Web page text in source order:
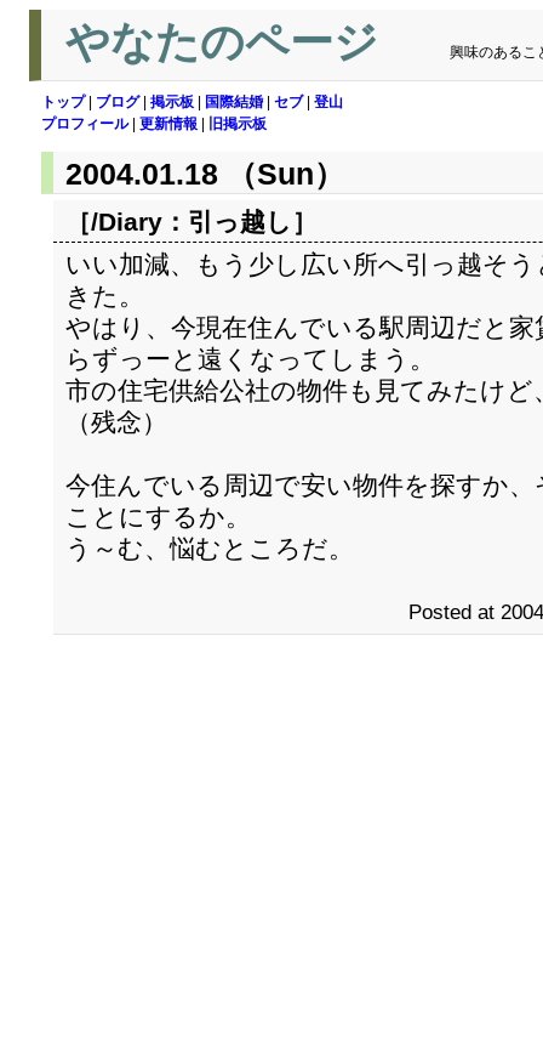
やなたのページ 興味のあるこ
トップ| ブログ| 掲示板 国際結婚 セブ| 登山
プロフィール| 更新情報 旧掲示板
2004.01.18 （Sun）
［/Diary： 引っ越し ］
いい加減、もう少し広い所へ引っ越そ
きた。
やはり、今現在住んでいる駅周辺だと
らずっーと遠くなってしまう。
市の住宅供給公社の物件も見てみたけ
（残念）
今住んでいる周辺で安い物件を探すか
ことにするか。
う～む、悩むところだ。
Posted at